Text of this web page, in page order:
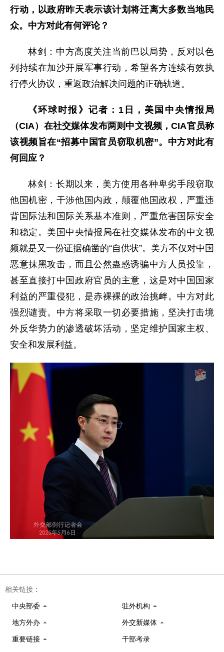
行动，以政府昨天表示该计划将迁离大多数当地民
众。中方对此有何评论？
林剑：中方高度关注当前巴以局势，反对以色
列持续在加沙开展军事行动，希望各方连续有效执
行停火协议，重返政治解决问题的正确轨道。
《环球时报》记者：1日，美国中央情报局
（CIA）在社交媒体发布两则中文视频，CIA官员称
该视频旨在“招募中国官员窃取机密”。中方对此有
何回应？
林剑：长期以来，美方使用各种卑劣手段窃取
他国机密，干涉他国内政，颠覆他国政权，严重违
背国际法和国际关系基本准则，严重危害国际安全
和稳定。美国中央情报局在社交媒体发布的中文视
频就是又一份证据确凿的“自供状”。美方不仅对中国
恶意抹黑攻击，而且公然蛊惑诱骗中方人员投靠，
甚至直接打中国政府官员的主意，这是对中国国家
利益的严重侵犯，是赤裸裸的政治挑衅。中方对此
强烈谴责。中方将采取一切必要措施，坚决打击境
外反华势力的渗透破坏活动，坚定维护国家主权、
安全和发展利益。
相关链接：
中央部委 驻外机构
地方外办 外交新媒体
重要链接 干部考录